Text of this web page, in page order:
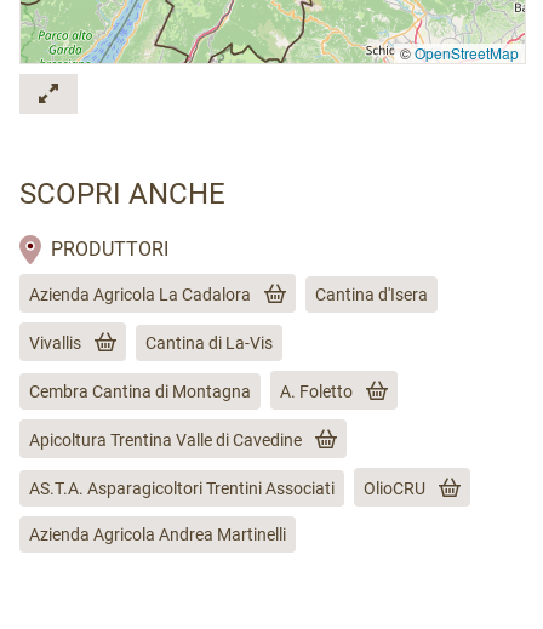
©OpenStreetMap
SCOPRI ANCHE
PRODUTTORI
Azienda Agricola La Cadalora Cantina d'Isera
Vivallis Cantina di La-Vis
Cembra Cantina di Montagna A. Foletto
Apicoltura Trentina Valle di Cavedine
AS.T.A. Asparagicoltori Trentini Associati OlioCRU
Azienda Agricola Andrea Martinelli